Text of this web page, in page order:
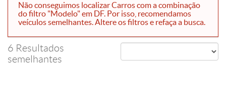
Não conseguimos localizar Carros com a combinação
do filtro "Modelo" em DF. Por isso, recomendamos
veículos semelhantes. Altere os filtros e refaça a busca.
6 Resultados
semelhantes